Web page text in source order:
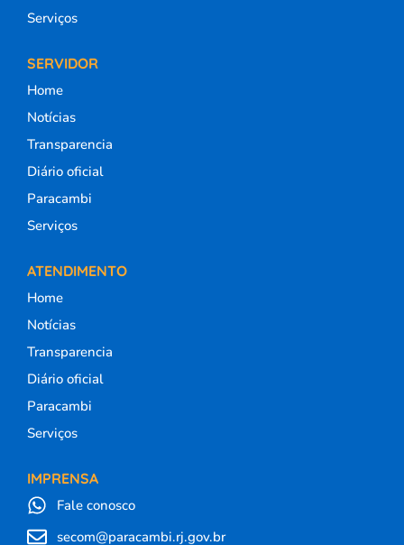
Serviços
SERVIDOR
Home
Notícias
Transparencia
Diário oficial
Paracambi
Serviços
ATENDIMENTO
Home
Notícias
Transparencia
Diário oficial
Paracambi
Serviços
IMPRENSA
Fale conosco
secom@paracambi.rj.gov.br